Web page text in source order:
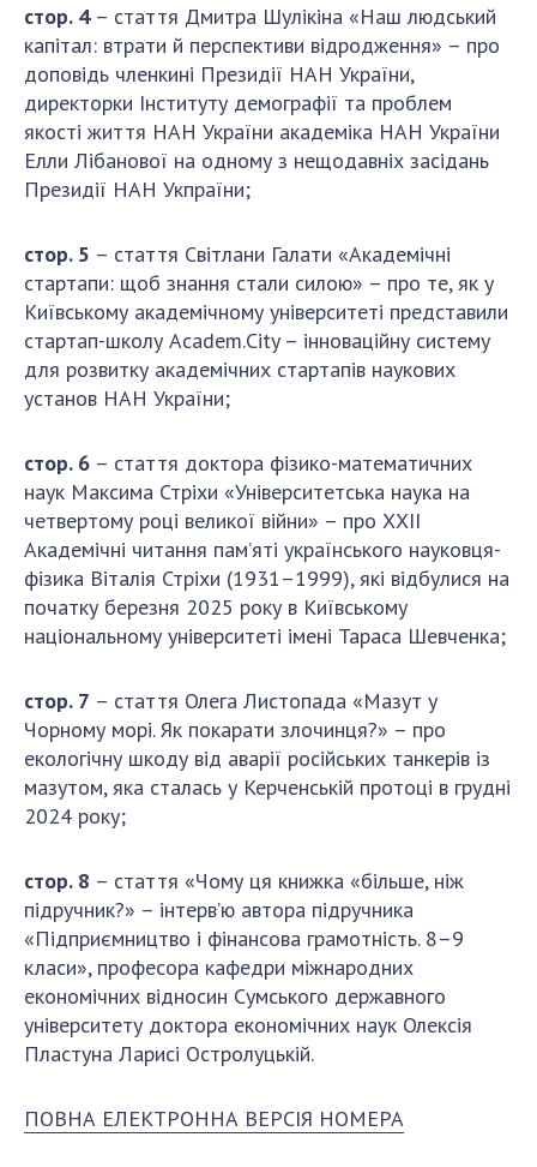
МІЖНАРОДНЕ СПІВРОБІТНИЦТВО
Членство в міжнародних організаціях
Міжнародні угоди
Міжнародні програми та конкурси
ДОКУМЕНТИ
Державний бюджет НАН України
Вибори до складу НАН України
Бланки документів
НОВИНИ
НАУКОВІ ВИДАННЯ
МЕДІА ПРО НАС
АКАДЕМІЯ КОМЕНТУЄ
КОНТАКТИ
ПРОФСПІЛКА НАН УКРАЇНИ
КАБІНЕТ
стор. 4– стаття Дмитра Шулікіна «Наш людський
капітал: втрати й перспективи відродження» – про
доповідь членкині Президії НАН України,
директорки Інституту демографії та проблем
якості життя НАН України академіка НАН України
Елли Лібанової на одному з нещодавніх засідань
Президії НАН Укпраїни;
стор. 5 – стаття Світлани Галати «Академічні
стартапи: щоб знання стали силою» – про те, як у
Київському академічному університеті представили
стартап-школу Academ.City – інноваційну систему
для розвитку академічних стартапів наукових
установ НАН України;
стор. 6 – стаття доктора фізико-математичних
наук Максима Стріхи «Університетська наука на
четвертому році великої війни» – про ХХІІ
Академічні читання пам’яті українського науковця-
фізика Віталія Стріхи (1931–1999), які відбулися на
початку березня 2025 року в Київському
національному університеті імені Тараса Шевченка;
стор. 7 – стаття Олега Листопада «Мазут у
Чорному морі. Як покарати злочинця?» – про
екологічну шкоду від аварії російських танкерів із
мазутом, яка сталась у Керченській протоці в грудні
2024 року;
стор. 8 – стаття «Чому ця книжка «більше, ніж
підручник?» – інтерв’ю автора підручника
«Підприємництво і фінансова грамотність. 8–9
класи», професора кафедри міжнародних
економічних відносин Сумського державного
університету доктора економічних наук Олексія
Пластуна Ларисі Остролуцькій.
ПОВНА ЕЛЕКТРОННА ВЕРСІЯ НОМЕРА